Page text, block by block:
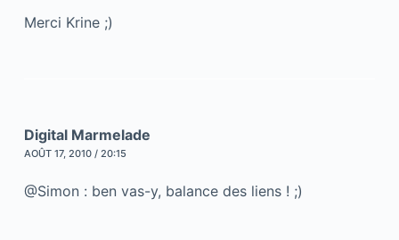
Merci Krine ;)
Digital Marmelade
AOÛT 17, 2010 / 20:15
@Simon : ben vas-y, balance des liens ! ;)